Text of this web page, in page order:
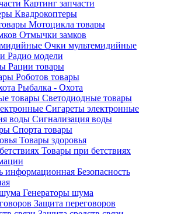
Картинг запчасти
Квадрокоптеры
Мотоцикла товары
Отмычки замков
Очки мультемидийные
Радио модели
Рации товары
Роботов товары
Рыбалка - Охота
Светодиодные товары
Сигареты электронные
Сигнализация воды
Спорта товары
Товары здоровья
Товары при бетствиях
Безопасность
Генераторы шума
Защита переговоров